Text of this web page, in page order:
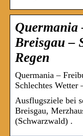
Breisgau –
Regen
Quermania –
Schlechtes Wetter
Ausflugsziele bei
Breisgau,
(Schwarzwald) .